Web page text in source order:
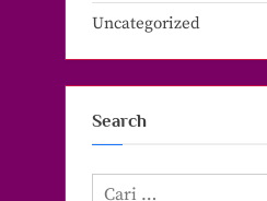
Uncategorized
Search
Cari